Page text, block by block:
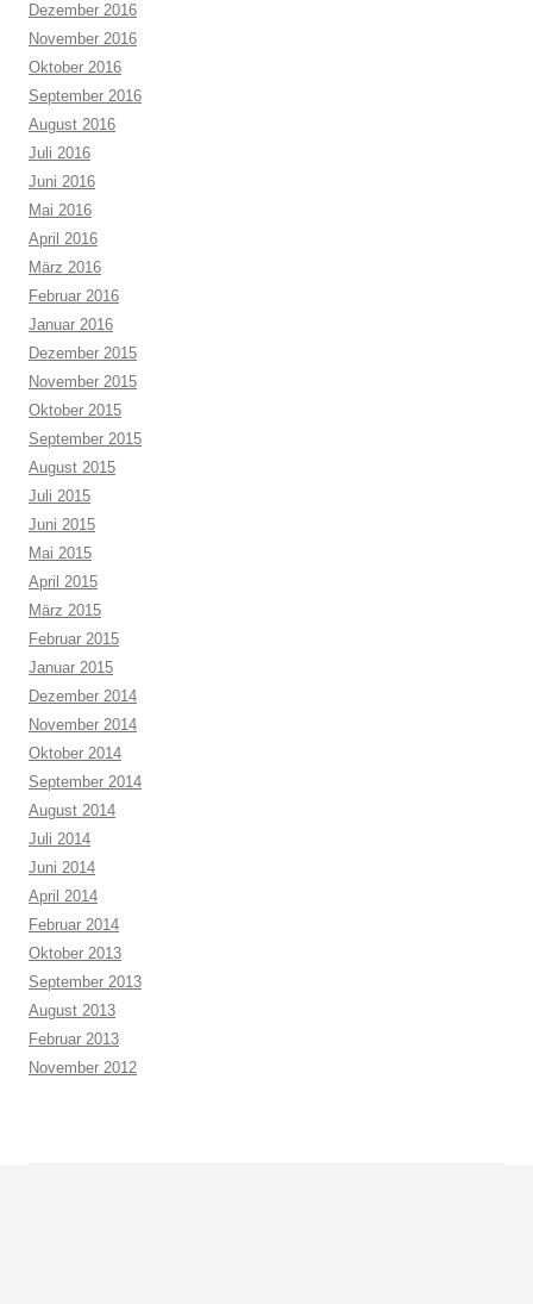
Dezember 2016
November 2016
Oktober 2016
September 2016
August 2016
Juli 2016
Juni 2016
Mai 2016
April 2016
März 2016
Februar 2016
Januar 2016
Dezember 2015
November 2015
Oktober 2015
September 2015
August 2015
Juli 2015
Juni 2015
Mai 2015
April 2015
März 2015
Februar 2015
Januar 2015
Dezember 2014
November 2014
Oktober 2014
September 2014
August 2014
Juli 2014
Juni 2014
April 2014
Februar 2014
Oktober 2013
September 2013
August 2013
Februar 2013
November 2012